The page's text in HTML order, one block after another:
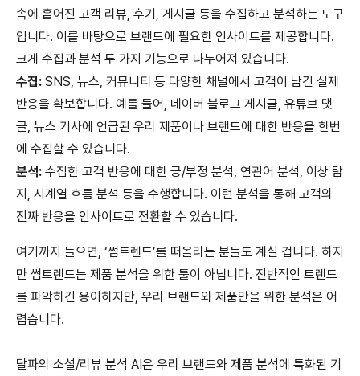
속에 흩어진 고객 리뷰, 후기, 게시글 등을 수집하고 분석하는 도구
입니다. 이를 바탕으로 브랜드에 필요한 인사이트를 제공합니다.
크게 수집과 분석 두 가지 기능으로 나누어져 있습니다.
수집: SNS, 뉴스, 커뮤니티 등 다양한 채널에서 고객이 남긴 실제
반응을 확보합니다. 예를 들어, 네이버 블로그 게시글, 유튜브 댓
글, 뉴스 기사에 언급된 우리 제품이나 브랜드에 대한 반응을 한번
에 수집할 수 있습니다.
분석: 수집한 고객 반응에 대한 긍/부정 분석, 연관어 분석, 이상 탐
지, 시계열 흐름 분석 등을 수행합니다. 이런 분석을 통해 고객의
진짜 반응을 인사이트로 전환할 수 있습니다.
여기까지 들으면, ‘썸트렌드’를 떠올리는 분들도 계실 겁니다. 하지
만 썸트렌드는 제품 분석을 위한 툴이 아닙니다. 전반적인 트렌드
를 파악하긴 용이하지만, 우리 브랜드와 제품만을 위한 분석은 어
렵습니다.
달파의 소셜/리뷰 분석 AI은 우리 브랜드와 제품 분석에 특화된 기